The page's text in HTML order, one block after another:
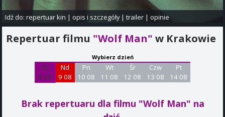
Idź do:repertuar kin |opis i szczegóły|trailer |opinie
Repertuar filmu "Wolf Man" w Krakowie
Wybierz dzień
Sb
8 08
Nd
9 08
Pn
10 08
Wt
11 08
Śr
12 08
Czw
13 08
Pt
14 08
Brak repertuaru dla filmu "Wolf Man" na